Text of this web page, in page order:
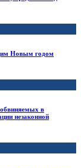
Новым годом
обвиняемых в
незаконной